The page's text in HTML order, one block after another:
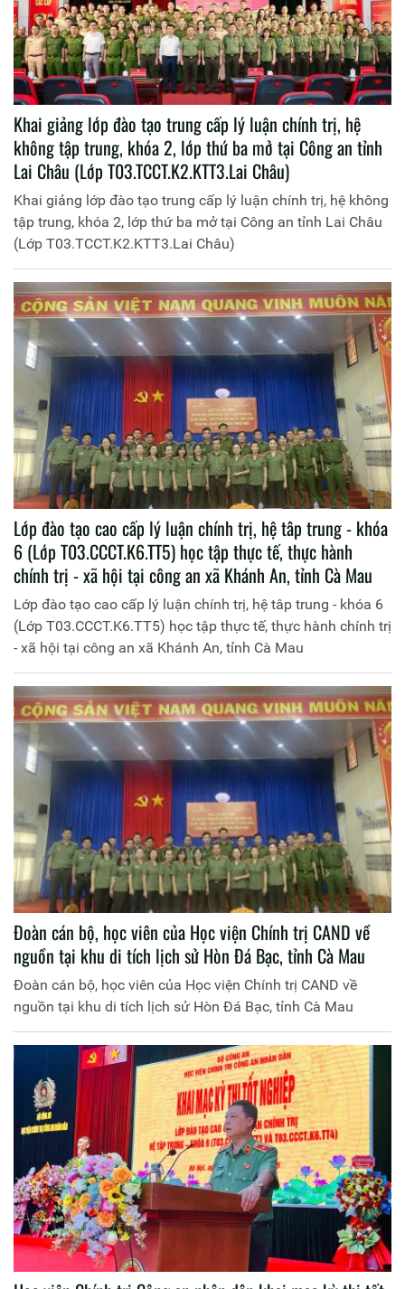
Khai giảng lớp đào tạo trung cấp lý luận chính trị, hệ
không tập trung, khóa 2, lớp thứ ba mở tại Công an tỉnh
Lai Châu (Lớp T03.TCCT.K2.KTT3.Lai Châu)
Khai giảng lớp đào tạo trung cấp lý luận chính trị, hệ không
tập trung, khóa 2, lớp thứ ba mở tại Công an tỉnh Lai Châu
(Lớp T03.TCCT.K2.KTT3.Lai Châu)
Lớp đào tạo cao cấp lý luận chính trị, hệ tâp trung - khóa
6 (Lớp T03.CCCT.K6.TT5) học tập thực tế, thực hành
chính trị - xã hội tại công an xã Khánh An, tỉnh Cà Mau
Lớp đào tạo cao cấp lý luận chính trị, hệ tâp trung - khóa 6
(Lớp T03.CCCT.K6.TT5) học tập thực tế, thực hành chính trị
- xã hội tại công an xã Khánh An, tỉnh Cà Mau
Đoàn cán bộ, học viên của Học viện Chính trị CAND về
nguồn tại khu di tích lịch sử Hòn Đá Bạc, tỉnh Cà Mau
Đoàn cán bộ, học viên của Học viện Chính trị CAND về
nguồn tại khu di tích lịch sử Hòn Đá Bạc, tỉnh Cà Mau